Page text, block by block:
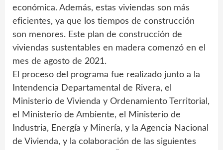
económica. Además, estas viviendas son más
eficientes, ya que los tiempos de construcción
son menores. Este plan de construcción de
viviendas sustentables en madera comenzó en el
mes de agosto de 2021.
El proceso del programa fue realizado junto a la
Intendencia Departamental de Rivera, el
Ministerio de Vivienda y Ordenamiento Territorial,
el Ministerio de Ambiente, el Ministerio de
Industria, Energía y Minería, y la Agencia Nacional
de Vivienda, y la colaboración de las siguientes